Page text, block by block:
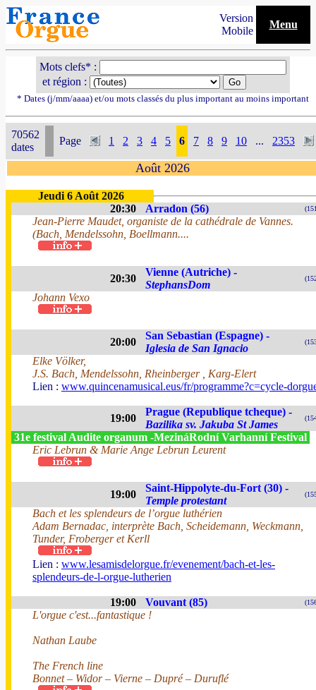
Version
Mobile
Menu
Mots clefs* :
et région :
* Dates (j/mm/aaaa) et/ou mots classés du plus important au moins important
70562
dates
Page 1 2 3 4 5 6 7 8 9 10 ... 2353
Août 2026
Jeudi 6 Août 2026
20:30
Arradon (56)
Jean-Pierre Maudet, organiste de la cathédrale de Vannes.
(Bach, Mendelssohn, Boellmann....
20:30
Vienne (Autriche) -
StephansDom
Johann Vexo
20:00
San Sebastian (Espagne) -
Iglesia de San Ignacio
Elke Völker,
J.S. Bach, Mendelssohn, Rheinberger , Karg-Elert
Lien : www.quincenamusical.eus/fr/programme?c=cycle-
19:00
Prague (Republique tcheque) -
Bazilika sv. Jakuba St James
31e festival Audite organum -MezináRodní Varhanní Festival
Eric Lebrun & Marie Ange Lebrun Leurent
19:00
Saint-Hippolyte-du-Fort (30) -
Temple protestant
Bach et les splendeurs de l’orgue luthérien
Adam Bernadac, interprète Bach, Scheidemann, Weckmann,
Tunder, Froberger et Kerll
Lien : www.lesamisdelorgue.fr/evenement/bach-et-les-
splendeurs-de-l-orgue-lutherien
19:00 Vouvant (85)
L'orgue c'est...fantastique !
Nathan Laube
The French line
Bonnet – Widor – Vierne – Dupré – Duruflé